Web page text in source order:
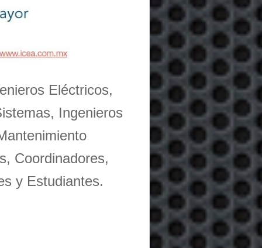
Eléctricos,
Ingenieros
Coordinadores,
y Estudiantes.